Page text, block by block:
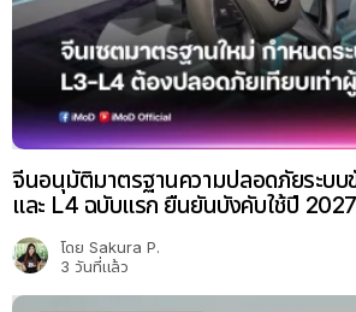
จีนอนุมัติมาตรฐานความปลอดภัยระบบ
และ L4 ฉบับแรก ยืนยันบังคับใช้ปี 2027
โดย Sakura P.
3 วันที่แล้ว